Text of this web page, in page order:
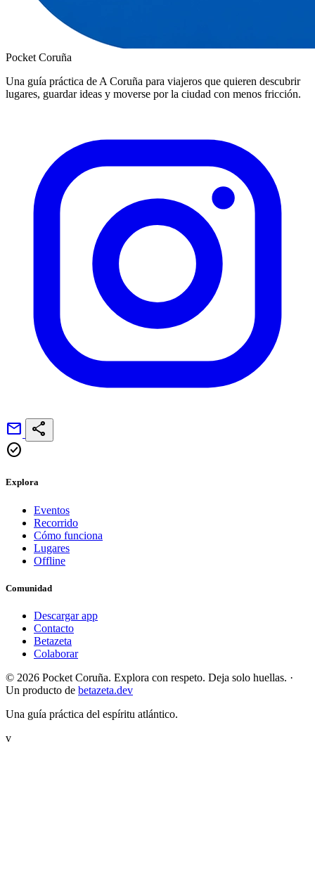
Pocket Coruña
Una guía práctica de A Coruña para viajeros que quieren descubrir
lugares, guardar ideas y moverse por la ciudad con menos fricción.
mail share
check_circle
Explora
Eventos
Recorrido
Cómo funciona
Lugares
Offline
Comunidad
Descargar app
Contacto
Betazeta
Colaborar
© 2026 Pocket Coruña. Explora con respeto. Deja solo huellas. ·
Un producto de betazeta.dev
Una guía práctica del espíritu atlántico.
v